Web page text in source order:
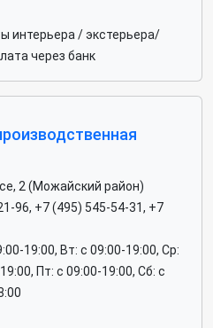
интерьера / экстерьера/
через банк
2 (Можайский район)
96, +7 (495) 545-54-31, +7
19:00, Вт: c 09:00-19:00, Ср:
Пт: c 09:00-19:00, Сб: c